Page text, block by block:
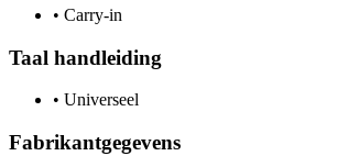
• Carry-in
Taal handleiding
• Universeel
Fabrikantgegevens